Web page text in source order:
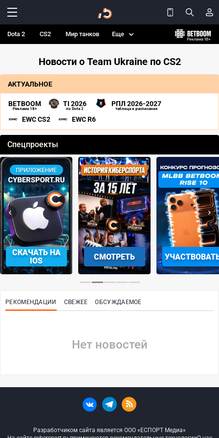
Dota 2 CS2 Мир танков Еще
Новости о Team Ukraine по CS2
АКТУАЛЬНОЕ
BETBOOM
Реклама 18+
TI 2026
по Dota 2
РПЛ 2026-2027
таблица и расписание
EWC CS2 EWC R6
Спецпроекты
СКАЧАТЬ НА
IOS
СМОТРЕТЬ
‹ ›
РЕКОМЕНДАЦИИ СВЕЖЕЕ ОБСУЖДАЕМОЕ
Нет новостей
Разработчиком сайта является ООО «ЕСПОРТ Медиа»